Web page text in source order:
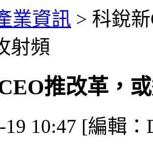
業資訊 > 科銳
射頻
推改革，
19 10:47 [編輯